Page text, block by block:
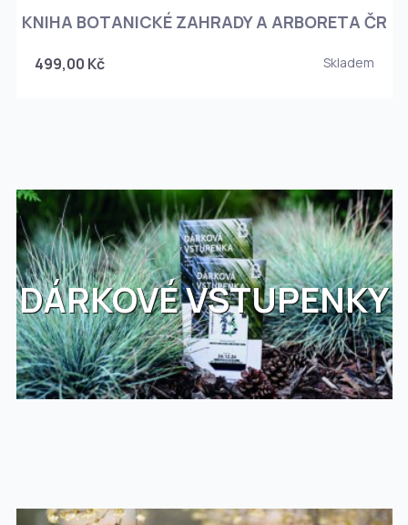
KNIHA BOTANICKÉ ZAHRADY A ARBORETA ČR
499,00 Kč Skladem
DÁRKOVÉ VSTUPENKY